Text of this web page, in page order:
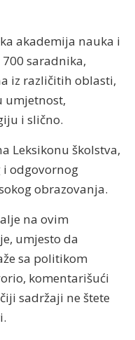
akademija nauka i
saradnika,
iz različitih oblasti,
umjetnost,
i slično.
Leksikonu školstva,
i odgovornog
obrazovanja.
na ovim
umjesto da
sa politikom
komentarišući
sadržaji ne štete